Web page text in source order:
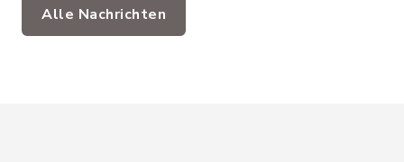
Alle Nachrichten